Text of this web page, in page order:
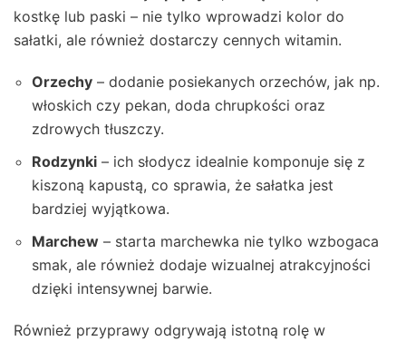
kostkę lub paski – nie tylko wprowadzi kolor do
sałatki, ale również dostarczy cennych witamin.
Orzechy – dodanie posiekanych orzechów, jak np.
włoskich czy pekan, doda chrupkości oraz
zdrowych tłuszczy.
Rodzynki – ich słodycz idealnie komponuje się z
kiszoną kapustą, co sprawia, że sałatka jest
bardziej wyjątkowa.
Marchew – starta marchewka nie tylko wzbogaca
smak, ale również dodaje wizualnej atrakcyjności
dzięki intensywnej barwie.
Również przyprawy odgrywają istotną rolę w